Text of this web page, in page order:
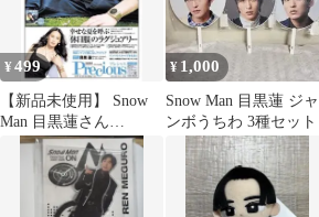
¥499
【新品未使用】 Snow
Man 目黒蓮さん
✖️precious日経新聞全面
¥ 1,000
Snow Man 目黒蓮 ジャ
ンボうちわ 3種セット